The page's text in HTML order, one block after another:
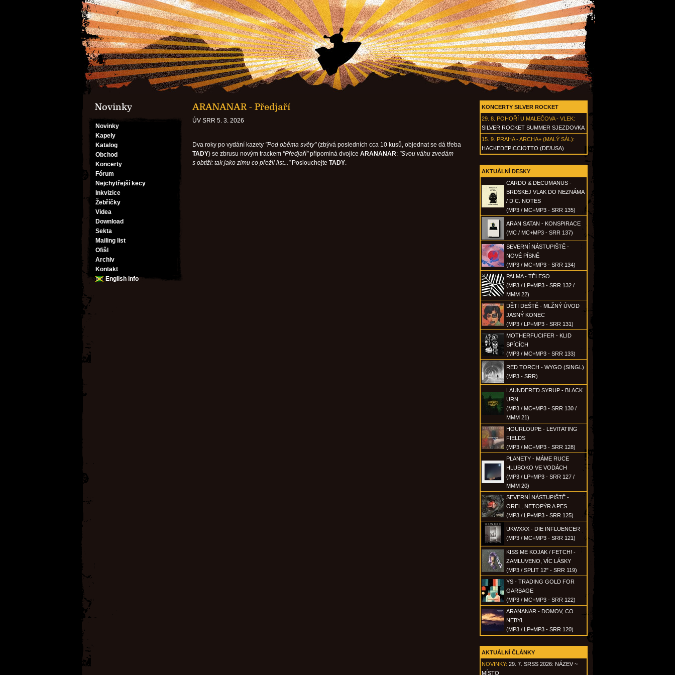
Novinky
Novinky
Kapely
Katalog
Obchod
Koncerty
Fórum
Nejchytřejší kecy
Inkvizice
Žebříčky
Videa
Download
Sekta
Mailing list
Ofišl
Archiv
Kontakt
English info
KONCERTY SILVER ROCKET
29. 8. POHOŘÍ U MALEČOVA - VLEK:
SILVER ROCKET SUMMER SJEZDOVKA
15. 9. PRAHA - ARCHA+ (MALÝ SÁL):
HACKEDEPICCIOTTO (DE/USA)
AKTUÁLNÍ DESKY
CARDO & DECUMANUS -
BRDSKEJ VLAK DO NEZNÁMA
/ D.C. NOTES
(MP3 / MC+MP3 - SRR 135)
ARAN SATAN - KONSPIRACE
(MC / MC+MP3 - SRR 137)
SEVERNÍ NÁSTUPIŠTĚ -
NOVÉ PÍSNĚ
(MP3 / MC+MP3 - SRR 134)
PALMA - TĚLESO
(MP3 / LP+MP3 - SRR 132 /
MMM 22)
DĚTI DEŠTĚ - MLŽNÝ ÚVOD
JASNÝ KONEC
(MP3 / LP+MP3 - SRR 131)
MOTHERFUCIFER - KLID
SPÍCÍCH
(MP3 / MC+MP3 - SRR 133)
RED TORCH - WYGO (SINGL)
(MP3 - SRR)
LAUNDERED SYRUP - BLACK
URN
(MP3 / MC+MP3 - SRR 130 /
MMM 21)
HOURLOUPE - LEVITATING
FIELDS
(MP3 / MC+MP3 - SRR 128)
PLANETY - MÁME RUCE
HLUBOKO VE VODÁCH
(MP3 / LP+MP3 - SRR 127 /
MMM 20)
SEVERNÍ NÁSTUPIŠTĚ -
OREL, NETOPÝR A PES
(MP3 / LP+MP3 - SRR 125)
UKWXXX - DIE INFLUENCER
(MP3 / MC+MP3 - SRR 121)
KISS ME KOJAK / FETCH! -
ZAMLUVENO, VÍC LÁSKY
(MP3 / SPLIT 12" - SRR 119)
YS - TRADING GOLD FOR
GARBAGE
(MP3 / MC+MP3 - SRR 122)
ARANANAR - DOMOV, CO
NEBYL
(MP3 / LP+MP3 - SRR 120)
AKTUÁLNÍ ČLÁNKY
NOVINKY: 29. 7. SRSS 2026: NÁZEV ~
MÍSTO
ARANANAR - Předjaří
ÚV SRR 5. 3. 2026
Dva roky po vydání kazety "Pod oběma světy"(zbývá posledních cca 10 kusů, objednat se dá třeba
TADY) se zbrusu novým trackem "Předjaří"připomíná dvojice ARANANAR: "Svou váhu zvedám
s obtíží: tak jako zimu co přežil list..."Poslouchejte TADY.